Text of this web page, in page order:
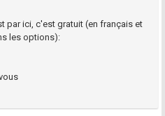
par ici, c'est gratuit (en français et
les options):